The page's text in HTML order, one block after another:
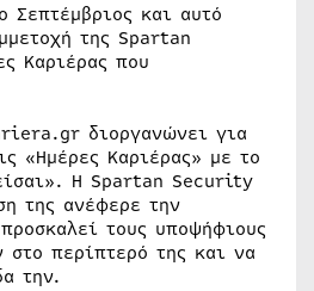
Σεπτέμβριος και αυτό
της Spartan
Καριέρας που
διοργανώνει για
«Ημέρες Καριέρας» με το
Η Spartan Security
της ανέφερε την
τους υποψήφιους
στο περίπτερό της και να
την.